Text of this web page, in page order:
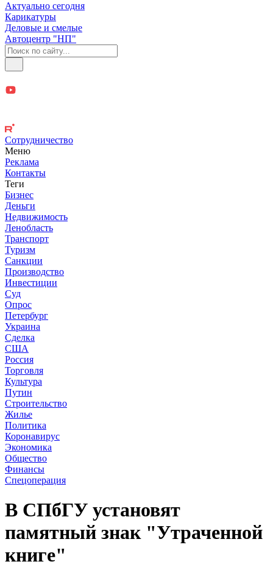
Актуально сегодня
Карикатуры
Деловые и смелые
Автоцентр "НП"
Сотрудничество
Меню
Реклама
Контакты
Теги
Бизнес
Деньги
Недвижимость
Ленобласть
Транспорт
Туризм
Санкции
Производство
Инвестиции
Суд
Опрос
Петербург
Украина
Сделка
США
Россия
Торговля
Культура
Путин
Строительство
Жилье
Политика
Коронавирус
Экономика
Общество
Финансы
Спецоперация
В СПбГУ установят
памятный знак "Утраченной
книге"